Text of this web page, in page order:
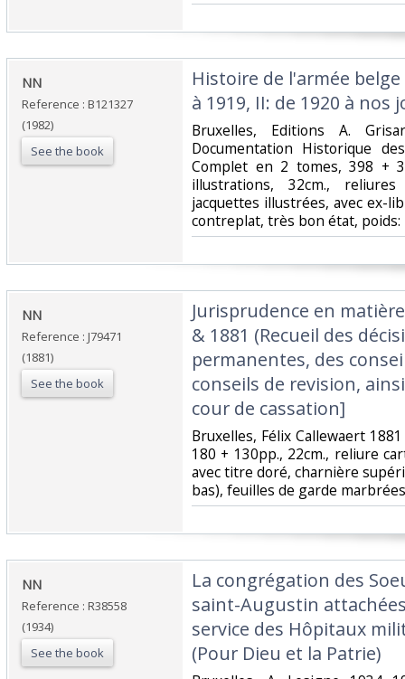
‎NN‎
Reference : B121327
(1982)
See the book
‎Histoire de l'armée
à 1919, II: de 1920 à nos
‎Bruxelles, Editions A.
Documentation Historique
Complet en 2 tomes, 398 +
illustrations, 32cm.,
jacquettes illustrées, avec ex-
contreplat, très bon état, poids:
‎NN‎
Reference : J79471
(1881)
See the book
‎Jurisprudence en
& 1881 (Recueil des
permanentes, des
conseils de revision,
cour de cassation]‎
‎Bruxelles, Félix Callewaert
180 + 130pp., 22cm., reliure
avec titre doré, charnière
bas), feuilles de garde
‎NN‎
Reference : R38558
(1934)
See the book
‎La congrégation des
saint-Augustin
service des Hôpitaux
(Pour Dieu et la Patrie)‎